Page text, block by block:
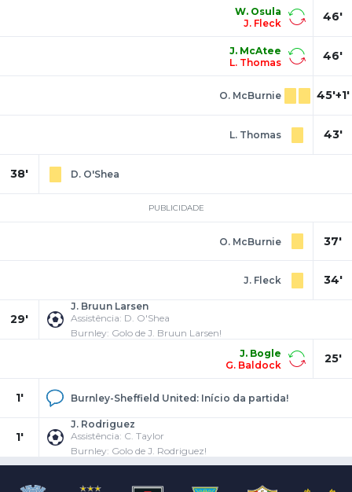
46'
W. Osula
J. Fleck
46'
J. McAtee
L. Thomas
45'+1'
O. McBurnie
43'
L. Thomas
38' D. O'Shea
PUBLICIDADE
37'
O. McBurnie
34'
J. Fleck
29'
J. Bruun Larsen
Assistência: D. O'Shea
Burnley: Golo de J. Bruun Larsen!
25'
J. Bogle
G. Baldock
1' Burnley-Sheffield United: Início da partida!
1'
J. Rodriguez
Assistência: C. Taylor
Burnley: Golo de J. Rodriguez!